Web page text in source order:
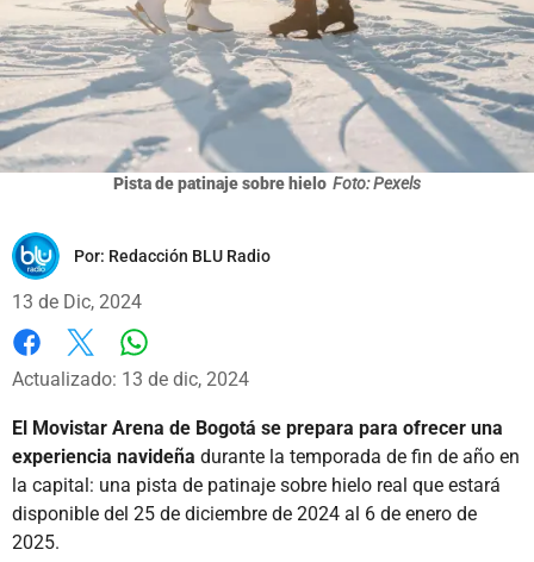
Pista de patinaje sobre hielo Foto: Pexels
Por: Redacción BLU Radio
13 de Dic, 2024
Facebook
X
Actualizado: 13 de dic, 2024
El Movistar Arena de Bogotá se prepara para ofrecer una
experiencia navideña durante la temporada de fin de año en
la capital: una pista de patinaje sobre hielo real que estará
disponible del 25 de diciembre de 2024 al 6 de enero de
2025.